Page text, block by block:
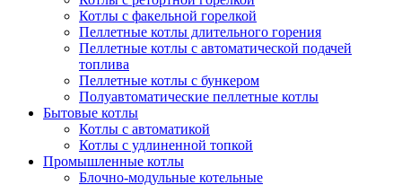
Котлы с факельной горелкой
Пеллетные котлы длительного горения
Пеллетные котлы с автоматической подачей
топлива
Пеллетные котлы с бункером
Полуавтоматические пеллетные котлы
Бытовые котлы
Котлы с автоматикой
Котлы с удлиненной топкой
Промышленные котлы
Блочно-модульные котельные